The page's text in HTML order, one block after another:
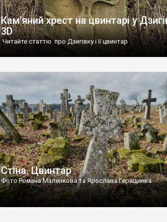
Кам’яний хрест на цвинтарі у
3D
Читайте статтю про Дзигівку і її цвинтар
Стіна. Цвинтар
Фото Романа Маленкова та Ярослава Геращенка